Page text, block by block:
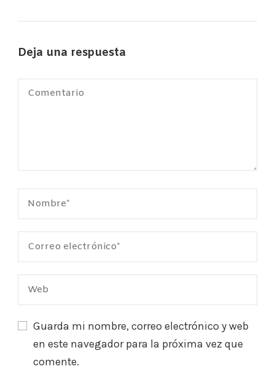
Deja una respuesta
Guarda mi nombre, correo electrónico y web
en este navegador para la próxima vez que
comente.